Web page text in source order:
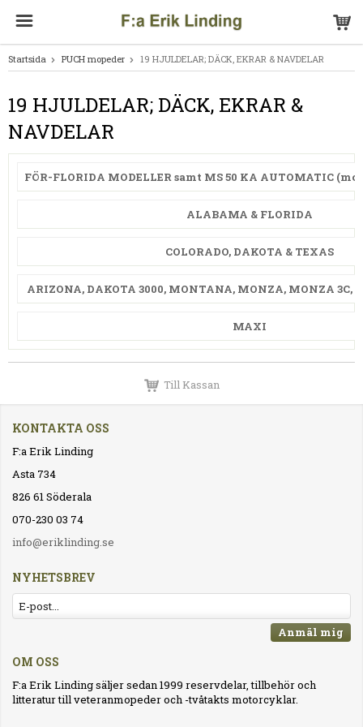
Startsida PUCH mopeder 19 HJULDELAR; DÄCK, EKRAR & NAVDELAR
19 HJULDELAR; DÄCK, EKRAR &
NAVDELAR
FÖR-FLORIDA MODELLER samt MS 50 KA AUTOMATIC
ALABAMA & FLORIDA
COLORADO, DAKOTA & TEXAS
ARIZONA, DAKOTA 3000, MONTANA, MONZA, MONZA 3C,
MAXI
Till Kassan
KONTAKTA OSS
F:a Erik Linding
Asta 734
826 61 Söderala
070-230 03 74
info@eriklinding.se
NYHETSBREV
Anmäl mig
OM OSS
F:a Erik Linding säljer sedan 1999 reservdelar, tillbehör och
litteratur till veteranmopeder och -tvåtakts motorcyklar.